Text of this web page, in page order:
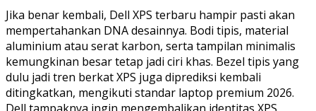
Jika benar kembali, Dell XPS terbaru hampir pasti akan
mempertahankan DNA desainnya. Bodi tipis, material
aluminium atau serat karbon, serta tampilan minimalis
kemungkinan besar tetap jadi ciri khas. Bezel tipis yang
dulu jadi tren berkat XPS juga diprediksi kembali
ditingkatkan, mengikuti standar laptop premium 2026.
Dell tampaknya ingin mengembalikan identitas XPS